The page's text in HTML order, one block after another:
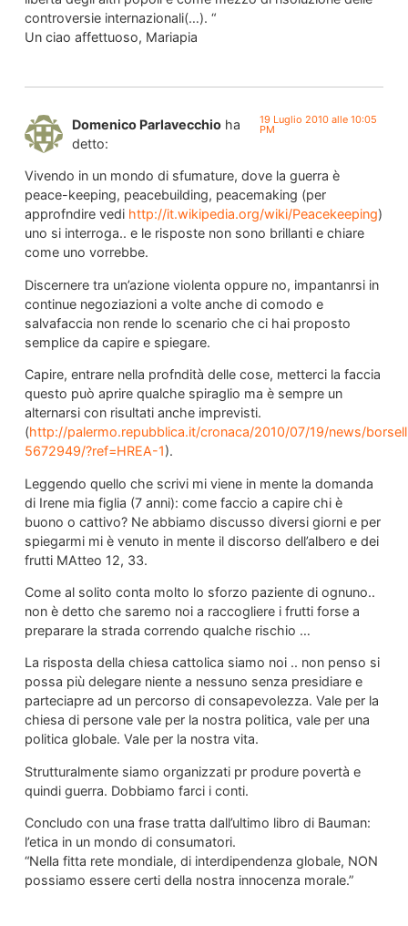
controversie internazionali(…). “
Un ciao affettuoso, Mariapia
Domenico Parlavecchio ha
detto:
19 Luglio 2010 alle 10:05
PM
Vivendo in un mondo di sfumature, dove la guerra è
peace-keeping, peacebuilding, peacemaking (per
approfndire vedi http://it.wikipedia.org/wiki/Peacekeeping)
uno si interroga.. e le risposte non sono brillanti e chiare
come uno vorrebbe.
Discernere tra un’azione violenta oppure no, impantanrsi in
continue negoziazioni a volte anche di comodo e
salvafaccia non rende lo scenario che ci hai proposto
semplice da capire e spiegare.
Capire, entrare nella profndità delle cose, metterci la faccia
questo può aprire qualche spiraglio ma è sempre un
alternarsi con risultati anche imprevisti.
(http://palermo.repubblica.it/cronaca/2010/07/19/news/
5672949/?ref=HREA-1).
Leggendo quello che scrivi mi viene in mente la domanda
di Irene mia figlia (7 anni): come faccio a capire chi è
buono o cattivo? Ne abbiamo discusso diversi giorni e per
spiegarmi mi è venuto in mente il discorso dell’albero e dei
frutti MAtteo 12, 33.
Come al solito conta molto lo sforzo paziente di ognuno..
non è detto che saremo noi a raccogliere i frutti forse a
preparare la strada correndo qualche rischio …
La risposta della chiesa cattolica siamo noi .. non penso si
possa più delegare niente a nessuno senza presidiare e
parteciapre ad un percorso di consapevolezza. Vale per la
chiesa di persone vale per la nostra politica, vale per una
politica globale. Vale per la nostra vita.
Strutturalmente siamo organizzati pr produre povertà e
quindi guerra. Dobbiamo farci i conti.
Concludo con una frase tratta dall’ultimo libro di Bauman:
l’etica in un mondo di consumatori.
“Nella fitta rete mondiale, di interdipendenza globale, NON
possiamo essere certi della nostra innocenza morale.”